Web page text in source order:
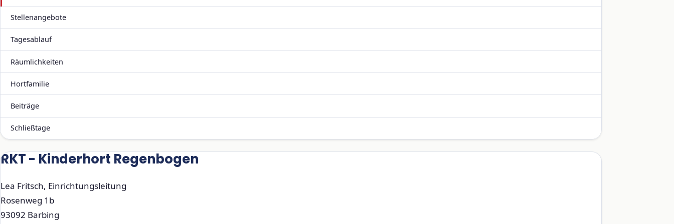
Stellenangebote
Tagesablauf
Räumlichkeiten
Hortfamilie
Beiträge
Schließtage
RKT - Kinderhort Regenbogen
Lea Fritsch, Einrichtungsleitung
Rosenweg 1b
93092 Barbing